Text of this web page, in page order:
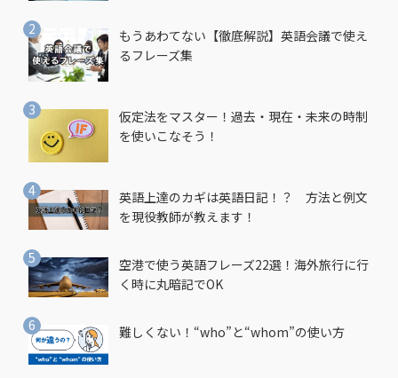
もうあわてない【徹底解説】英語会議で使え
るフレーズ集
仮定法をマスター！過去・現在・未来の時制
を使いこなそう！
英語上達のカギは英語日記！？ 方法と例文
を現役教師が教えます！
空港で使う英語フレーズ22選！海外旅行に行
く時に丸暗記でOK
難しくない！“who”と“whom”の使い方